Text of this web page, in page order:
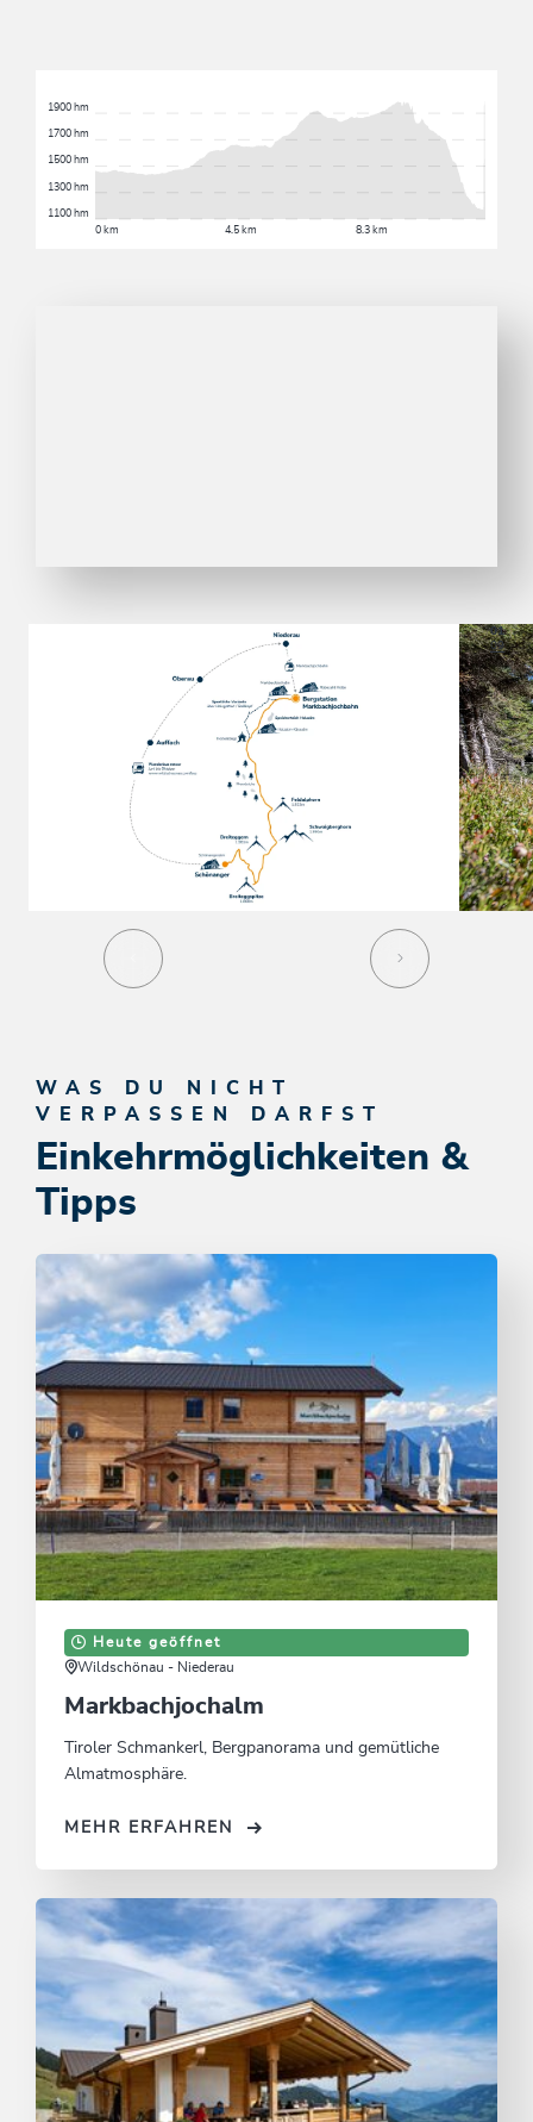
0 km 4.5 km 8.3 km
1100 hm
1300 hm
1500 hm
1700 hm
1900 hm
01
09
WAS DU NICHT
VERPASSEN DARFST
Einkehrmöglichkeiten &
Tipps
Heute geöffnet
Wildschönau - Niederau
Markbachjochalm
Tiroler Schmankerl, Bergpanorama und gemütliche
Almatmosphäre.
MEHR ERFAHREN